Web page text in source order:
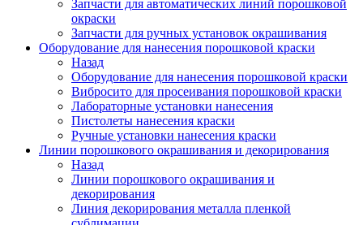
Запчасти для автоматических линий порошковой
окраски
Запчасти для ручных установок окрашивания
Оборудование для нанесения порошковой краски
Назад
Оборудование для нанесения порошковой краски
Вибросито для просеивания порошковой краски
Лабораторные установки нанесения
Пистолеты нанесения краски
Ручные установки нанесения краски
Линии порошкового окрашивания и декорирования
Назад
Линии порошкового окрашивания и
декорирования
Линия декорирования металла пленкой